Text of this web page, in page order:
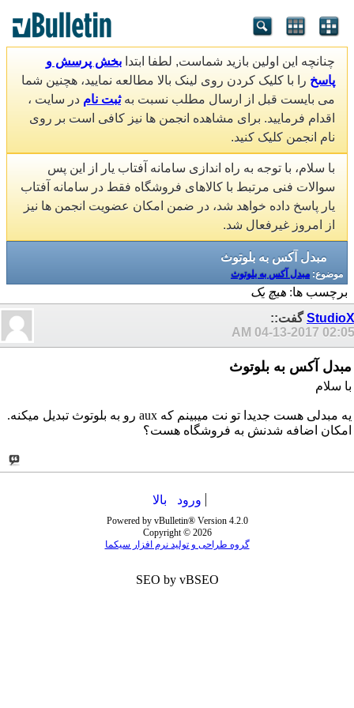
چنانچه این اولین بازید شماست, لطفا ابتدا بخش پرسش و
پاسخ را با کلیک کردن روی لینک بالا مطالعه نمایید، هچنین شما
می بایست قبل از ارسال مطلب نسبت بهثبت نام در سایت ،
اقدام فرمایید. برای مشاهده انجمن ها نیز کافی است بر روی
نام انجمن کلیک کنید.
با سلام، با توجه به راه اندازی سامانه آفتاب یار از این پس
سوالات فنی مرتبط با کالاهای فروشگاه فقط در سامانه آفتاب
یار پاسخ داده خواهد شد، در ضمن امکان عضویت انجمن ها نیز
از امروز غیرفعال شد.
مبدل آکس به بلوتوث
موضوع: مبدل آکس به بلوتوث
برچسب ها: هیچ یک
StudioXگفت::
04-13-2017 02:05 AM
مبدل آکس به بلوتوث
با سلام
یه مبدلی هست جدیدا تو نت میبینم که aux رو به بلوتوث تبدیل میکنه.
امکان اضافه شدنش به فروشگاه هست؟
ورود بالا
Powered by vBulletin® Version 4.2.0
Copyright © 2026
گروه طراحی و تولید نرم افزار سیکما
SEO by vBSEO